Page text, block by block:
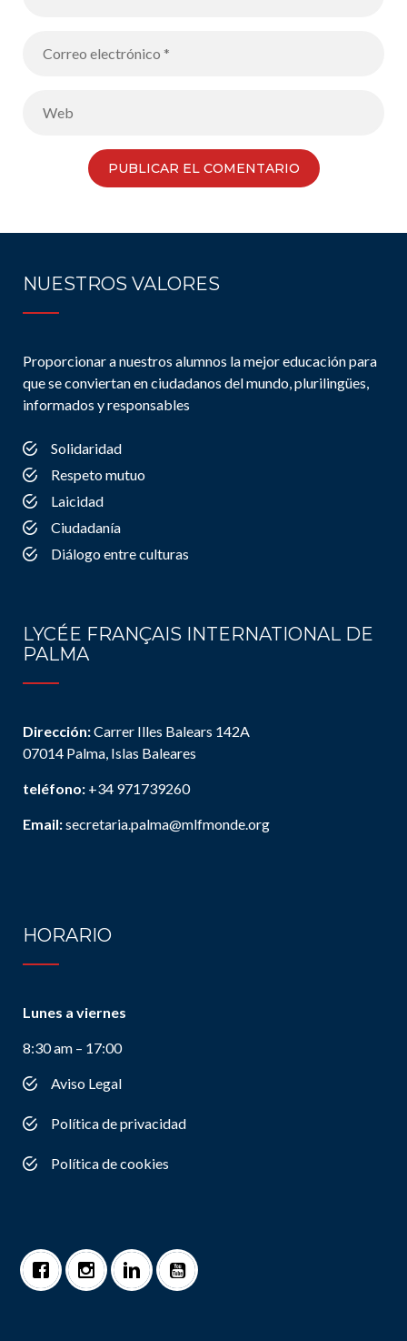
NUESTROS VALORES
Proporcionar a nuestros alumnos la mejor educación para
que se conviertan en ciudadanos del mundo, plurilingües,
informados y responsables
Solidaridad
Respeto mutuo
Laicidad
Ciudadanía
Diálogo entre culturas
LYCÉE FRANÇAIS INTERNATIONAL DE
PALMA
Dirección:Carrer Illes Balears 142A
07014 Palma, Islas Baleares
teléfono: +34 971739260
Email:secretaria.palma@mlfmonde.org
HORARIO
Lunes a viernes
8:30 am – 17:00
Aviso Legal
Política de privacidad
Política de cookies